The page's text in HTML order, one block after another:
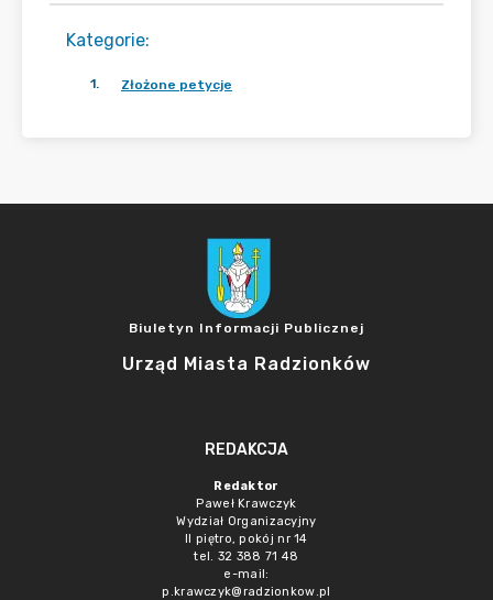
Kategorie:
1. Złożone petycje
Biuletyn Informacji Publicznej
Urząd Miasta Radzionków
REDAKCJA
Redaktor
Paweł Krawczyk
Wydział Organizacyjny
II piętro, pokój nr 14
tel. 32 388 71 48
e-mail:
p.krawczyk@radzionkow.pl